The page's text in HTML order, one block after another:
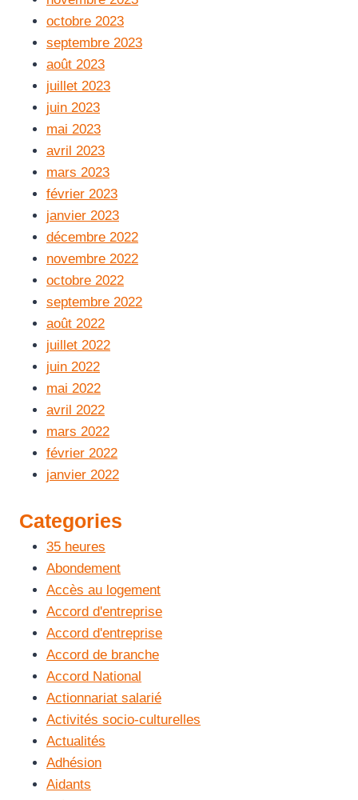
octobre 2023
septembre 2023
août 2023
juillet 2023
juin 2023
mai 2023
avril 2023
mars 2023
février 2023
janvier 2023
décembre 2022
novembre 2022
octobre 2022
septembre 2022
août 2022
juillet 2022
juin 2022
mai 2022
avril 2022
mars 2022
février 2022
janvier 2022
Categories
35 heures
Abondement
Accès au logement
Accord d'entreprise
Accord d'entreprise
Accord de branche
Accord National
Actionnariat salarié
Activités socio-culturelles
Actualités
Adhésion
Aidants